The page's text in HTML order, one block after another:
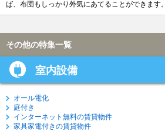
ば、布団もしっかり外気にあてることができます。
その他の特集一覧
室内設備
オール電化
庭付き
インターネット無料の賃貸物件
家具家電付きの賃貸物件